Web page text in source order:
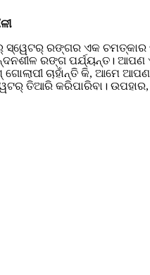
ରଙ୍ଗର ଏକ ଚମତ୍କାର
ରଙ୍ଗ ପର୍ଯ୍ୟନ୍ତ। ଆପଣ
ଚାହାଁନ୍ତି କି, ଆମେ
ତିଆରି କରିପାରିବା। ଉପହାର,